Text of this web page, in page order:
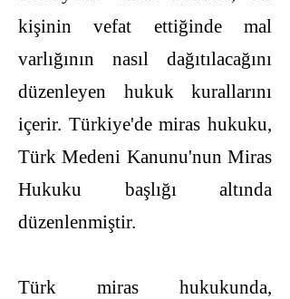
kişinin vefat ettiğinde mal
varlığının nasıl dağıtılacağını
düzenleyen hukuk kurallarını
içerir. Türkiye'de miras hukuku,
Türk Medeni Kanunu'nun Miras
Hukuku başlığı altında
düzenlenmiştir.
Türk miras hukukunda,